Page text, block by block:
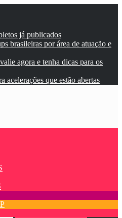
já publicados
brasileiras por área de atuação e
agora e tenha dicas para os
acelerações que estão abertas